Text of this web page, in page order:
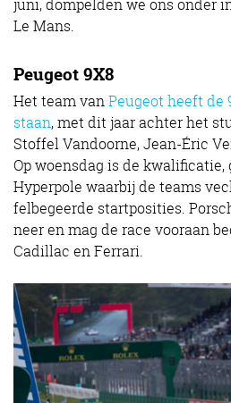
juni, dompelden we ons onder
Le Mans.
Peugeot 9X8
Het team vanPeugeot heeft de
staan, met dit jaar achter het
Stoffel Vandoorne, Jean-Éric
Op woensdag is de kwalificatie,
Hyperpole waarbij de teams
felbegeerde startposities.
neer en mag de race vooraan
Cadillac en Ferrari.